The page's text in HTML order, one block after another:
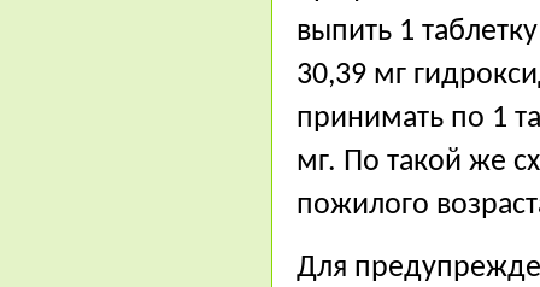
выпить 1
30,39 мг
принимать по 1
мг. По такой же
пожилого
Для